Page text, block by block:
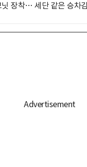
닛 장착… 세단 같은 승차